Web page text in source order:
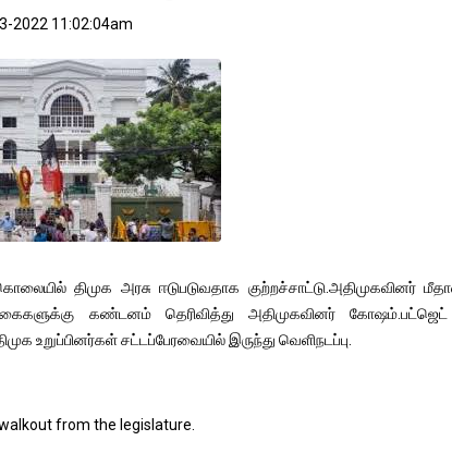
2022 11:02:04am
திமுக அரசு ஈடுபடுவதாக குற்றச்சாட்டு.அதிமுகவினர்
கண்டனம் தெரிவித்து அதிமுகவினர்
உறுப்பினர்கள் சட்டப்பேரவையில் இருந்து வெளிநடப்பு.
from the legislature.